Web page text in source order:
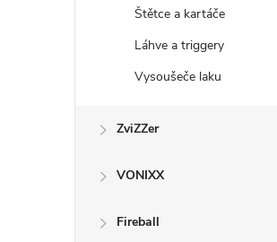
Štětce a kartáče
Láhve a triggery
Vysoušeče laku
ZviZZer
VONIXX
Fireball